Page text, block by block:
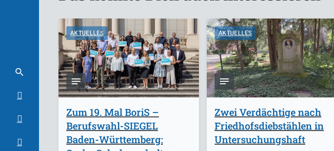
AKTUELLES
Zum 19. Mal BoriS –
Berufswahl-SIEGEL
Baden-Württemberg:
AKTUELLES
Zwei Verdächtige nach
Friedhofsdiebstählen in
Untersuchungshaft